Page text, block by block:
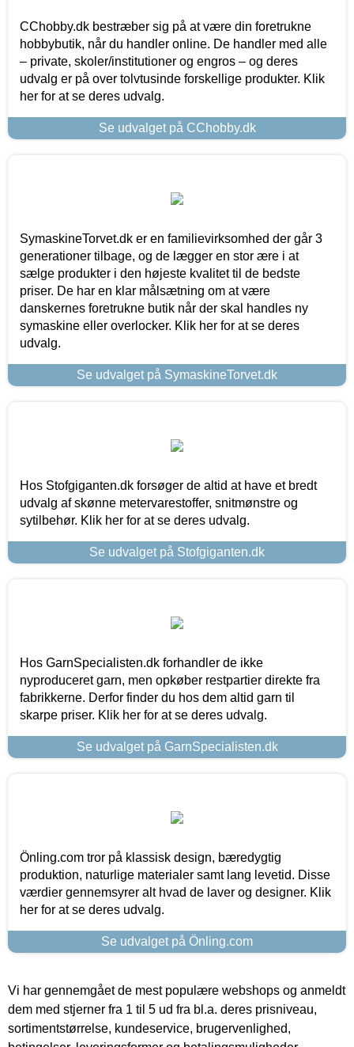
CChobby.dk bestræber sig på at være din foretrukne
hobbybutik, når du handler online. De handler med alle
– private, skoler/institutioner og engros – og deres
udvalg er på over tolvtusinde forskellige produkter. Klik
her for at se deres udvalg.
Se udvalget på CChobby.dk
SymaskineTorvet.dk er en familievirksomhed der går 3
generationer tilbage, og de lægger en stor ære i at
sælge produkter i den højeste kvalitet til de bedste
priser. De har en klar målsætning om at være
danskernes foretrukne butik når der skal handles ny
symaskine eller overlocker. Klik her for at se deres
udvalg.
Se udvalget på SymaskineTorvet.dk
Hos Stofgiganten.dk forsøger de altid at have et bredt
udvalg af skønne metervarestoffer, snitmønstre og
sytilbehør. Klik her for at se deres udvalg.
Se udvalget på Stofgiganten.dk
Hos GarnSpecialisten.dk forhandler de ikke
nyproduceret garn, men opkøber restpartier direkte fra
fabrikkerne. Derfor finder du hos dem altid garn til
skarpe priser. Klik her for at se deres udvalg.
Se udvalget på GarnSpecialisten.dk
Önling.com tror på klassisk design, bæredygtig
produktion, naturlige materialer samt lang levetid. Disse
værdier gennemsyrer alt hvad de laver og designer. Klik
her for at se deres udvalg.
Se udvalget på Önling.com
Vi har gennemgået de mest populære webshops og anmeldt
dem med stjerner fra 1 til 5 ud fra bl.a. deres prisniveau,
sortimentstørrelse, kundeservice, brugervenlighed,